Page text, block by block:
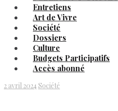
Entretiens
Art de Vivre
Société
Dossiers
Culture
Budgets Participatifs
Accès abonné
2 avril 2024 Société